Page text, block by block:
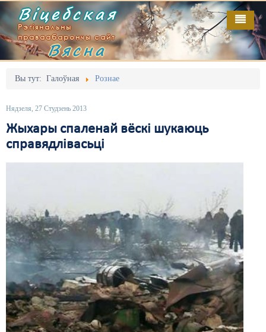
Віцебская
Рэгіянальны
праваабарончы сайт
Вясна
Вы тут: Галоўная Рознае
Нядзеля, 27 Студзень 2013
Жыхары спаленай вёскі шукаюць
справядлівасьці
Галоўная
Адміністрацыйны перасьлед
Безбар'ернае асяродзьдзе
Выбары
Дыскрымінацыя
Затрыманьні
Карная псыхіятрыя
КПЧ ААН
Культурныя правы
Выданьні
Кантакт
Пра нас